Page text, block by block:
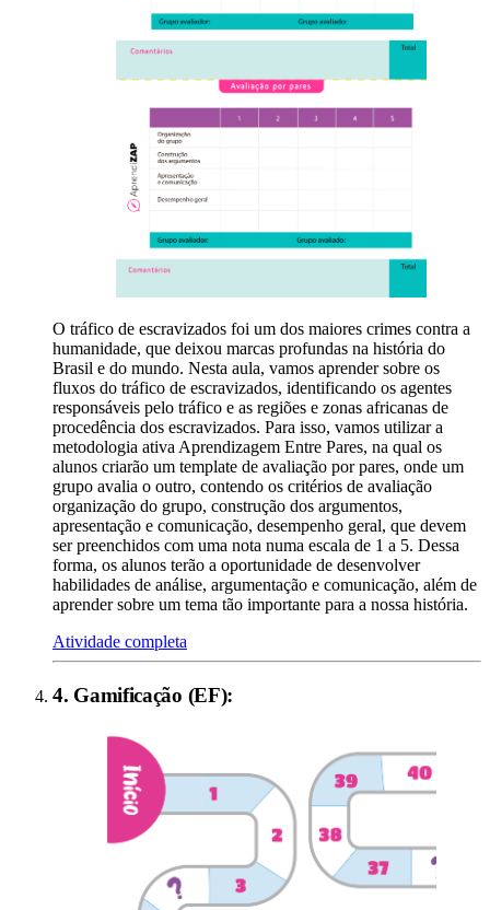
O tráfico de escravizados foi um dos maiores crimes contra a
humanidade, que deixou marcas profundas na história do
Brasil e do mundo. Nesta aula, vamos aprender sobre os
fluxos do tráfico de escravizados, identificando os agentes
responsáveis pelo tráfico e as regiões e zonas africanas de
procedência dos escravizados. Para isso, vamos utilizar a
metodologia ativa Aprendizagem Entre Pares, na qual os
alunos criarão um template de avaliação por pares, onde um
grupo avalia o outro, contendo os critérios de avaliação
organização do grupo, construção dos argumentos,
apresentação e comunicação, desempenho geral, que devem
ser preenchidos com uma nota numa escala de 1 a 5. Dessa
forma, os alunos terão a oportunidade de desenvolver
habilidades de análise, argumentação e comunicação, além de
aprender sobre um tema tão importante para a nossa história.
Atividade completa
4. Gamificação (EF):